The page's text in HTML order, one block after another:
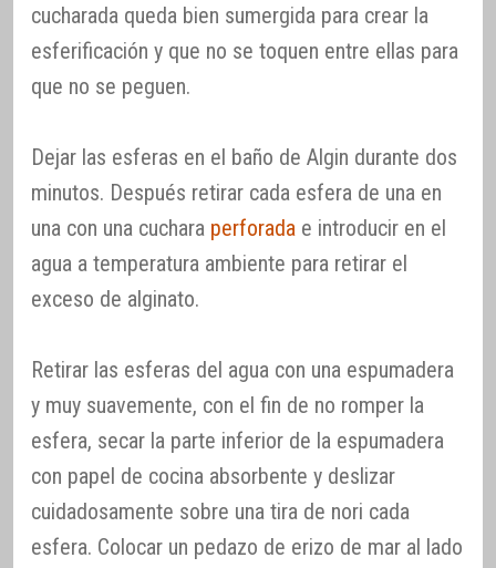
cucharada queda bien sumergida para crear la
esferificación y que no se toquen entre ellas para
que no se peguen.
Dejar las esferas en el baño de Algin durante dos
minutos. Después retirar cada esfera de una en
una con una cuchara perforada e introducir en el
agua a temperatura ambiente para retirar el
exceso de alginato.
Retirar las esferas del agua con una espumadera
y muy suavemente, con el fin de no romper la
esfera, secar la parte inferior de la espumadera
con papel de cocina absorbente y deslizar
cuidadosamente sobre una tira de nori cada
esfera. Colocar un pedazo de erizo de mar al lado